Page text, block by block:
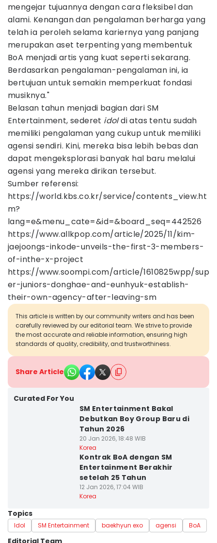
mengejar tujuannya dengan cara fleksibel dan
alami. Kenangan dan pengalaman berharga yang
telah ia peroleh selama kariernya yang panjang
merupakan aset terpenting yang membentuk
BoA menjadi artis yang kuat seperti sekarang.
Berdasarkan pengalaman-pengalaman ini, ia
bertujuan untuk semakin memperkuat fondasi
musiknya."
Belasan tahun menjadi bagian dari SM
Entertainment, sederet idoldi atas tentu sudah
memiliki pengalaman yang cukup untuk memiliki
agensi sendiri. Kini, mereka bisa lebih bebas dan
dapat mengeksplorasi banyak hal baru melalui
agensi yang mereka dirikan tersebut.
Sumber referensi:
https://world.kbs.co.kr/service/contents_view.ht
m?
lang=e&menu_cate=&id=&board_seq=442526
https://www.allkpop.com/article/2025/11/kim-
jaejoongs-inkode-unveils-the-first-3-members-
of-inthe-x-project
https://www.soompi.com/article/1610825wpp/sup
er-juniors-donghae-and-eunhyuk-establish-
their-own-agency-after-leaving-sm
This article is written by our community writers and has been
carefully reviewed by our editorial team. We strive to provide
the most accurate and reliable information, ensuring high
standards of quality, credibility, and trustworthiness.
Share Article
Curated For You
SM Entertainment Bakal
Debutkan Boy Group Baru di
Tahun 2026
20 Jan 2026, 18:48 WIB
Korea
Kontrak BoA dengan SM
Entertainment Berakhir
setelah 25 Tahun
12 Jan 2026, 17:04 WIB
Korea
Topics
Idol SM Entertainment baekhyun exo agensi BoA
Editorial Team